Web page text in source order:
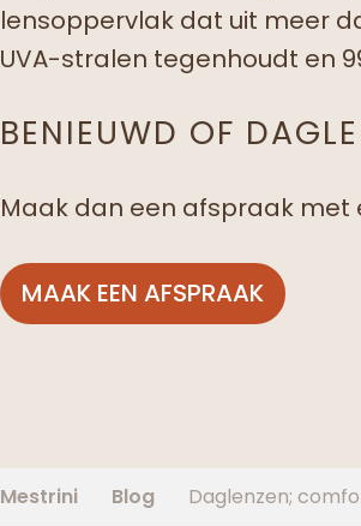
lensoppervlak dat uit meer
UVA-stralen tegenhoudt en
BENIEUWD OF
Maak dan een afspraak met
MAAK EEN AFSPRAAK
Mestrini Blog Daglenzen;